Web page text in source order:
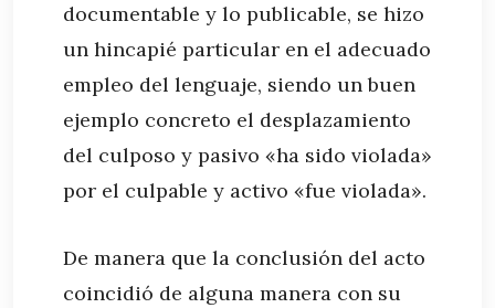
documentable y lo publicable, se hizo
un hincapié particular en el adecuado
empleo del lenguaje, siendo un buen
ejemplo concreto el desplazamiento
del culposo y pasivo «ha sido violada»
por el culpable y activo «fue violada».
De manera que la conclusión del acto
coincidió de alguna manera con su